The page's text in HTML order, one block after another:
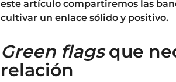
este artículo compartiremos las
cultivar un enlace sólido y positivo.
Green flagsque
relación